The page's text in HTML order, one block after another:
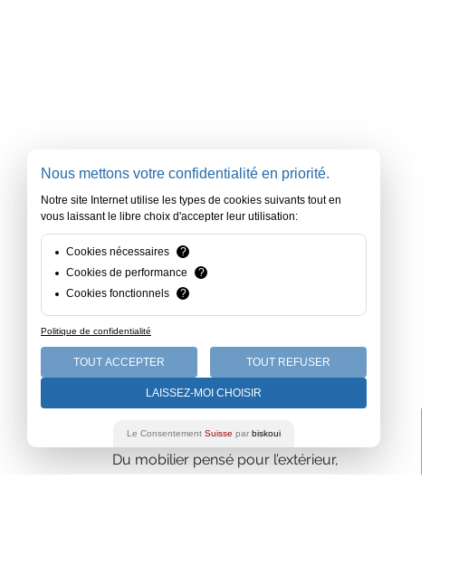
RÉSISTANCE
Du mobilier pensé pour l’extérieur,
Nous mettons votre confidentialité en priorité.
Notre site Internet utilise les types de cookies suivants tout en
vous laissant le libre choix d'accepter leur utilisation:
Cookies nécessaires
?
Cookies de performance
?
Cookies fonctionnels
?
Politique de confidentialité
TOUT ACCEPTER TOUT REFUSER
LAISSEZ-MOI CHOISIR
Le Consentement Suisse par biskoui